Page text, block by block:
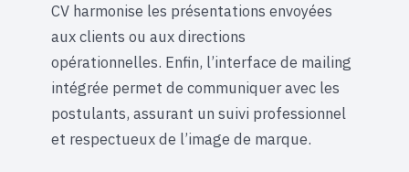
CV harmonise les présentations envoyées
aux clients ou aux directions
opérationnelles. Enfin, l’interface de mailing
intégrée permet de communiquer avec les
postulants, assurant un suivi professionnel
et respectueux de l’image de marque.